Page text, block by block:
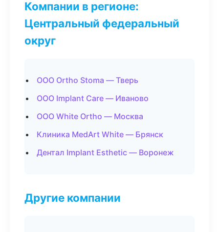
Компании в регионе:
Центральный федеральный
округ
ООО Ortho Stoma — Тверь
ООО Implant Care — Иваново
ООО White Ortho — Москва
Клиника MedArt White — Брянск
Дентал Implant Esthetic — Воронеж
Другие компании